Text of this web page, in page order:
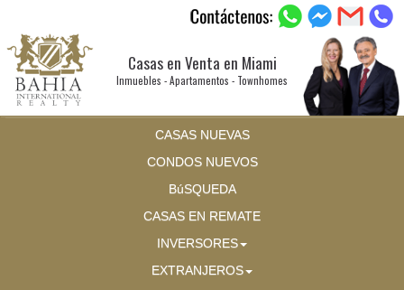
Casas en Venta en Miami
Inmuebles - Apartamentos - Townhomes
CASAS NUEVAS
CONDOS NUEVOS
BúSQUEDA
CASAS EN REMATE
INVERSORES
EXTRANJEROS